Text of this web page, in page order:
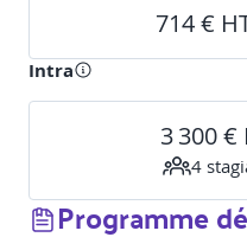
714 €
Intra
3 300
4
Programme